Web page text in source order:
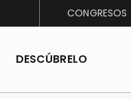
CONGRESOS
DESCÚBRELO